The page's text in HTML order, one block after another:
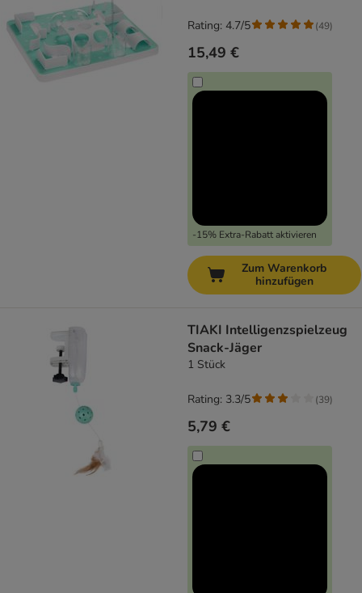
15,49 €
-15% Extra-Rabatt aktivieren
Rating: 4.7/5 (49)
Zum Warenkorb
hinzufügen
TIAKI Intelligenzspielzeug
Snack-Jäger
1 Stück
5,79 €
Rating: 3.3/5 (39)